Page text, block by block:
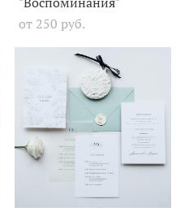
от 250 pуб.